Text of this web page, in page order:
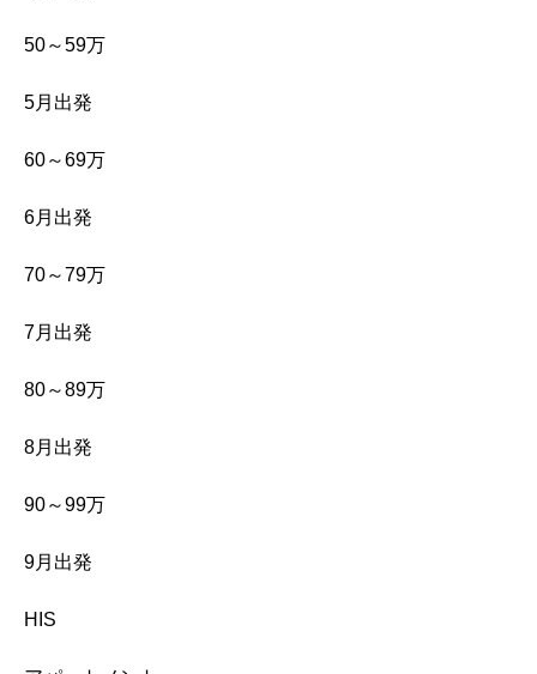
50～59万
5月出発
60～69万
6月出発
70～79万
7月出発
80～89万
8月出発
90～99万
9月出発
HIS